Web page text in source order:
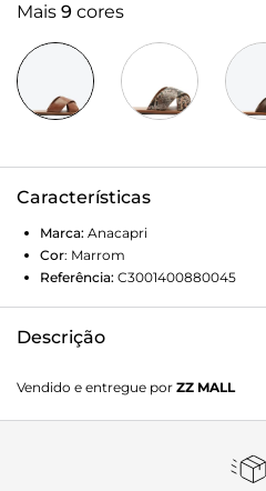
Mais 9 cores
Características
Marca: Anacapri
Cor: Marrom
Referência: C3001400880045
Descrição
material box marrom com duas
que se cruzam entre si.
aconselhamos a compra de
Vendido e entregue por ZZ MALL